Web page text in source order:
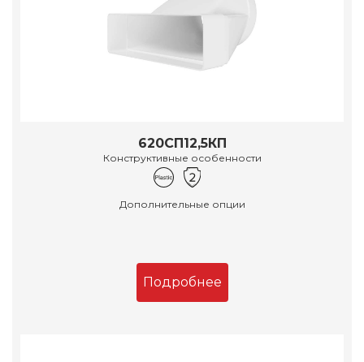
620СП12,5КП
Конструктивные особенности
Дополнительные опции
Подробнее